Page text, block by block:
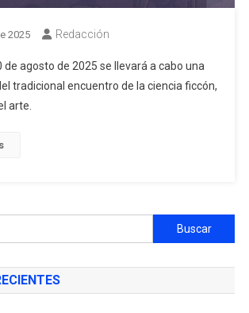
2025 Redacción
de agosto de 2025 se llevará a cabo una
tradicional encuentro de la ciencia ficcón,
arte.